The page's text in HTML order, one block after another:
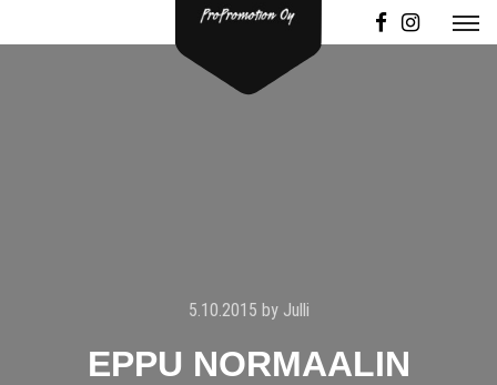
5.10.2015 by Julli
EPPU NORMAALIN